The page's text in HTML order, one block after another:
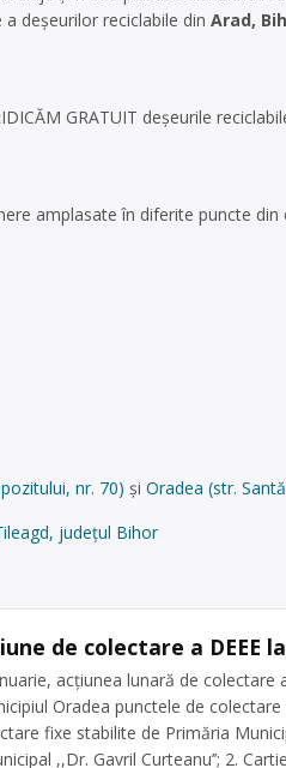
deșeurilor reciclabile din Arad,
GRATUIT deșeurile
amplasate în diferite puncte
nr. 70) și Oradea (str.
județul Bihor
de colectare a DEEE
acțiunea lunară de colectare
Oradea punctele de
fixe stabilite de Primăria
,,Dr. Gavril Curteanu’’; 2.